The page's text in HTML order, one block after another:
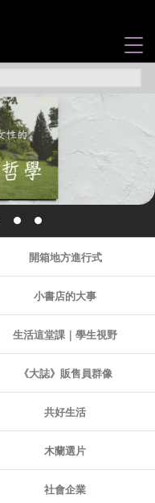
開箱地方進行式
小書店的大事
生活這堂課｜學生視野
《大誌》販售員群像
共好生活
木蘭選片
社會企業